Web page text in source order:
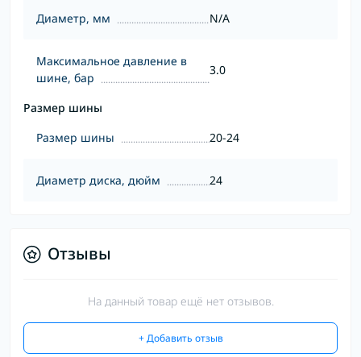
Диаметр, мм N/A
Максимальное давление в
шине, бар
3.0
Размер шины
Размер шины
20-24
Диаметр диска, дюйм 24
Отзывы
На данный товар ещё нет отзывов.
+ Добавить отзыв